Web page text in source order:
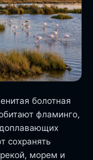
болотная
фламинго,
сохранять
морем и